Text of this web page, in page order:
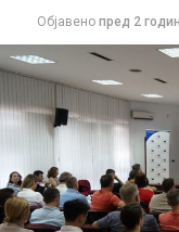
Објавено пред 2